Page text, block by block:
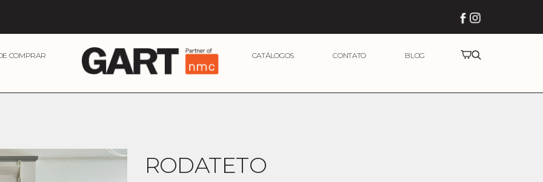
COMPRAR CATÁLOGOS CONTATO BLOG
RODATETO